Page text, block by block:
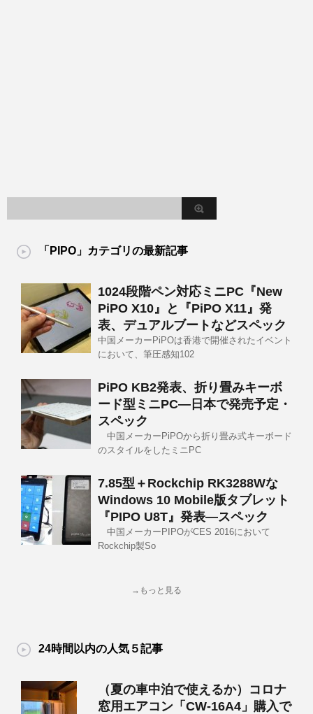
「PIPO」カテゴリの最新記事
1024段階ペン対応ミニPC『New
PiPO X10』と『PiPO X11』発
表、デュアルブートなどスペック
中国メーカーPiPOは香港で開催されたイベント
において、筆圧感知102
PiPO KB2発表、折り畳みキーボ
ード型ミニPC―日本で発売予定・
スペック
中国メーカーPiPOから折り畳み式キーボード
のスタイルをしたミニPC
7.85型＋Rockchip RK3288Wな
Windows 10 Mobile版タブレット
『PIPO U8T』発表―スペック
中国メーカーPIPOがCES 2016において
Rockchip製So
→もっと見る
24時間以内の人気５記事
（夏の車中泊で使えるか）コロナ
窓用エアコン「CW-16A4」購入で